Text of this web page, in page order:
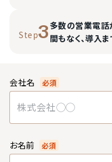
Step3多数の営業電話
間もなく、導入ま
会社名 必須
お名前 必須